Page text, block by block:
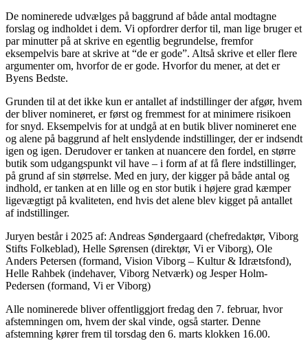
De nominerede udvælges på baggrund af både antal modtagne
forslag og indholdet i dem. Vi opfordrer derfor til, man lige bruger et
par minutter på at skrive en egentlig begrundelse, fremfor
eksempelvis bare at skrive at “de er gode”. Altså skrive et eller flere
argumenter om, hvorfor de er gode. Hvorfor du mener, at det er
Byens Bedste.
Grunden til at det ikke kun er antallet af indstillinger der afgør, hvem
der bliver nomineret, er først og fremmest for at minimere risikoen
for snyd. Eksempelvis for at undgå at en butik bliver nomineret ene
og alene på baggrund af helt enslydende indstillinger, der er indsendt
igen og igen. Derudover er tanken at nuancere den fordel, en større
butik som udgangspunkt vil have – i form af at få flere indstillinger,
på grund af sin størrelse. Med en jury, der kigger på både antal og
indhold, er tanken at en lille og en stor butik i højere grad kæmper
ligevægtigt på kvaliteten, end hvis det alene blev kigget på antallet
af indstillinger.
Juryen består i 2025 af: Andreas Søndergaard (chefredaktør, Viborg
Stifts Folkeblad), Helle Sørensen (direktør, Vi er Viborg), Ole
Anders Petersen (formand, Vision Viborg – Kultur & Idrætsfond),
Helle Rahbek (indehaver, Viborg Netværk) og Jesper Holm-
Pedersen (formand, Vi er Viborg)
Alle nominerede bliver offentliggjort fredag den 7. februar, hvor
afstemningen om, hvem der skal vinde, også starter. Denne
afstemning kører frem til torsdag den 6. marts klokken 16.00.